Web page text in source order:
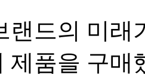
랜드의 미래
제품을 구매